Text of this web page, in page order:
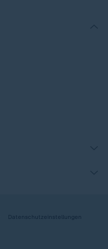
Datenschutzeinstellungen